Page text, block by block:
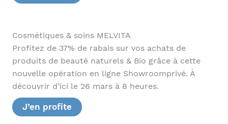
Cosmétiques & soins MELVITA
Profitez de 37% de rabais sur vos achats de
produits de beauté naturels & Bio grâce à cette
nouvelle opération en ligne Showroomprivé. À
découvrir d’ici le 26 mars à 8 heures.
J’en profite